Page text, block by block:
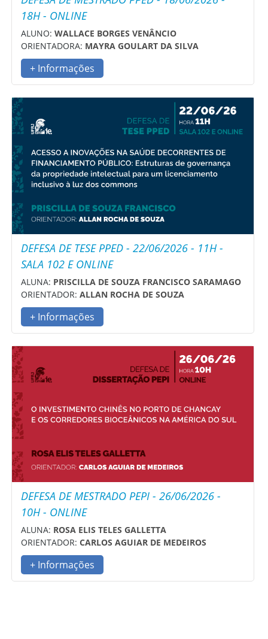
18H - ONLINE
ALUNO: WALLACE BORGES VENÂNCIO
ORIENTADORA: MAYRA GOULART DA SILVA
+ Informações
DEFESA DE TESE PPED - 22/06/2026 - 11H -
SALA 102 E ONLINE
ALUNA: PRISCILLA DE SOUZA FRANCISCO SARAMAGO
ORIENTADOR: ALLAN ROCHA DE SOUZA
+ Informações
DEFESA DE MESTRADO PEPI - 26/06/2026 -
10H - ONLINE
ALUNA: ROSA ELIS TELES GALLETTA
ORIENTADOR: CARLOS AGUIAR DE MEDEIROS
+ Informações